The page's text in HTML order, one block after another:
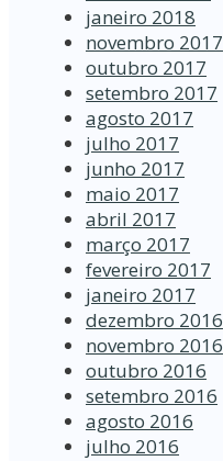
janeiro 2018
novembro 2017
outubro 2017
setembro 2017
agosto 2017
julho 2017
junho 2017
maio 2017
abril 2017
março 2017
fevereiro 2017
janeiro 2017
dezembro 2016
novembro 2016
outubro 2016
setembro 2016
agosto 2016
julho 2016